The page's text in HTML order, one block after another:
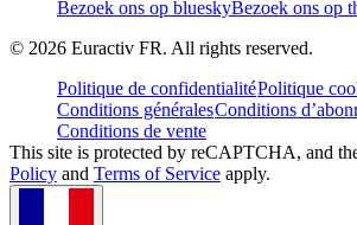
Bezoek ons op blueskyBezoek ons op
© 2026 Euractiv FR. All rights reserved.
Politique de confidentialitéPolitique
Conditions généralesConditions
Conditions de vente
This site is protected by reCAPTCHA, and
Policy and Terms of Service apply.